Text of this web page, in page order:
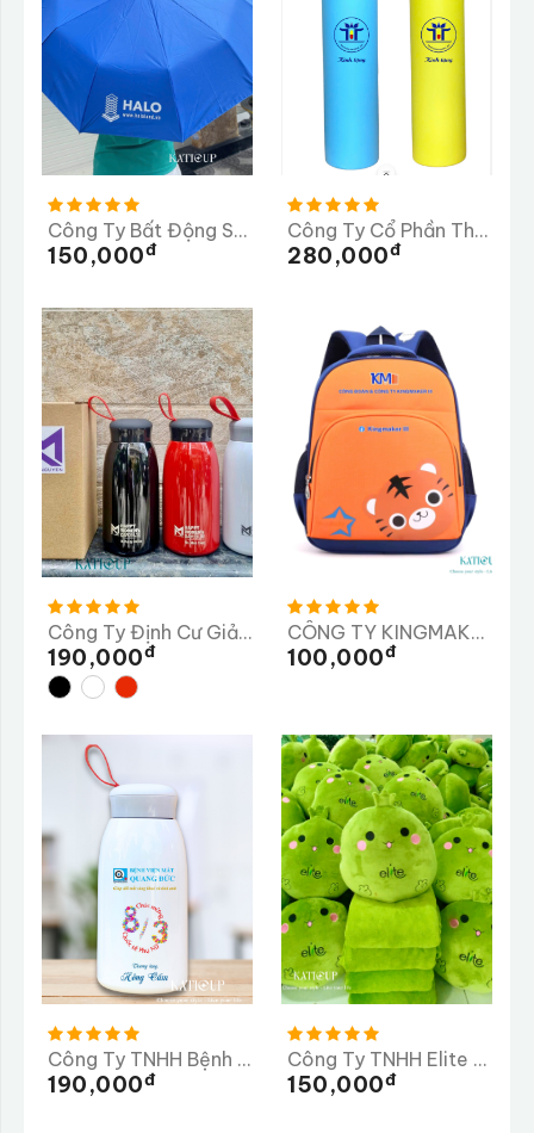
Công Ty Bất Động Sản HALO - Dù In
150,000Đ
Công Ty Cổ Phần Thương Mại Dược Phẩm Tiến Thịnh
280,000Đ
Công Ty Định Cư Giải Pháp Nhân Lực MINH NGUYÊN
190,000Đ
CÔNG TY KINGMAKER III (VIỆT NAM) GIÀY
100,000Đ
Công Ty TNHH Bệnh Viện Mắt Quang Đức
190,000Đ
Công Ty TNHH Elite Long Thành
150,000Đ